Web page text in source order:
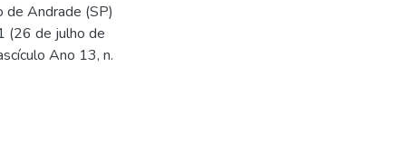
de Andrade (SP)
(26 de julho de
Ano 13, n.